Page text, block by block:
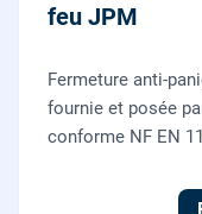
feu JPM
Fermeture anti-
fournie et posée
conforme NF EN